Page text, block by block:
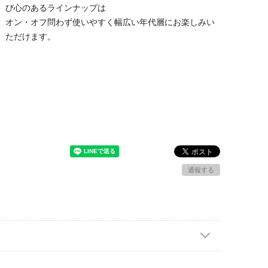
び心のあるラインナップは
オン・オフ問わず使いやすく幅広い年代層にお楽しみい
ただけます。
通報する